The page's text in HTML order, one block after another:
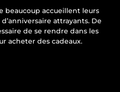
beaucoup accueillent leurs
attrayants. De
de se rendre dans les
acheter des cadeaux.